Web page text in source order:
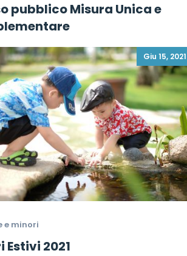
pubblico Misura Unica e
Giu 15, 2021
e minori
Estivi 2021